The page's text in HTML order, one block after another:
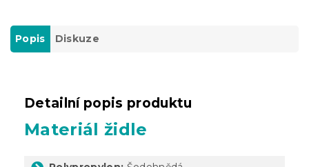
Popis Diskuze
Detailní popis produktu
Materiál židle